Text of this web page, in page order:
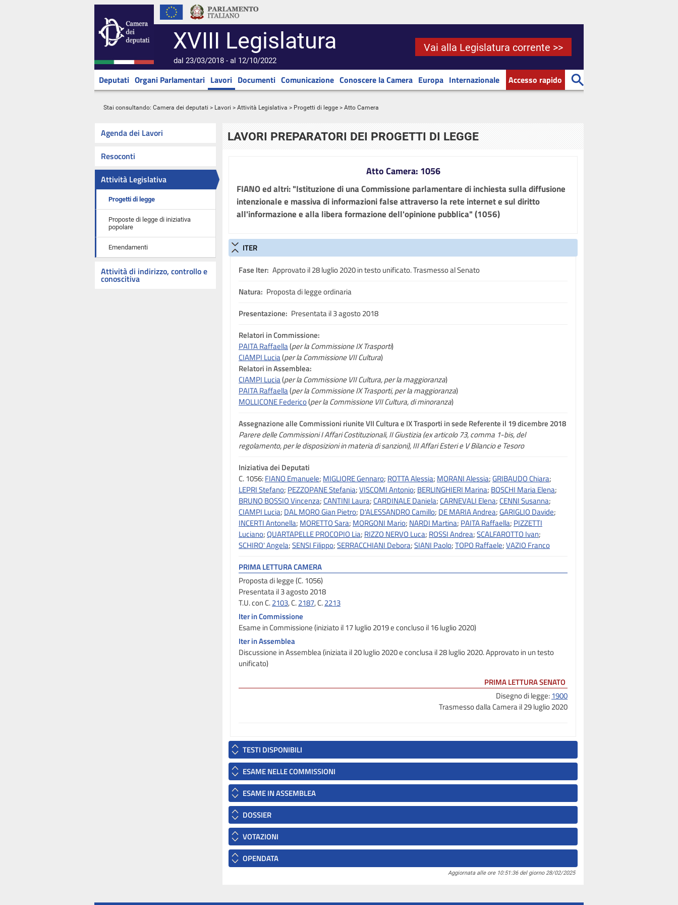
XVIII Legislatura
dal 23/03/2018 - al 12/10/2022
Vai alla Legislatura corrente >>
Deputati Organi Parlamentari Lavori Documenti Comunicazione Conoscere la Camera Europa Internazionale Accesso rapido
Stai consultando: Camera dei deputati > Lavori > Attività Legislativa > Progetti di legge > Atto Camera
Agenda dei Lavori
Resoconti
Attività Legislativa
Progetti di legge
Proposte di legge di iniziativa
popolare
Emendamenti
Attività di indirizzo, controllo e
conoscitiva
LAVORI PREPARATORI DEI PROGETTI DI LEGGE
Atto Camera: 1056
FIANO ed altri: "Istituzione di una Commissione parlamentare di inchiesta sulla diffusione
intenzionale e massiva di informazioni false attraverso la rete internet e sul diritto
all'informazione e alla libera formazione dell'opinione pubblica" (1056)
ITER
Fase Iter: Approvato il 28 luglio 2020 in testo unificato. Trasmesso al Senato
Natura: Proposta di legge ordinaria
Presentazione: Presentata il 3 agosto 2018
Relatori in Commissione:
PAITA Raffaella(per la Commissione IX Trasporti)
CIAMPI Lucia(per la Commissione VII Cultura)
Relatori in Assemblea:
CIAMPI Lucia(per la Commissione VII Cultura, per la maggioranza)
PAITA Raffaella(per la Commissione IX Trasporti, per la maggioranza)
MOLLICONE Federico(per la Commissione VII Cultura, di minoranza)
Assegnazionealle Commissioni riunite VII Cultura e IX Trasporti in sede Referente il 19 dicembre 2018
Parere delle Commissioni I Affari Costituzionali, II Giustizia (ex articolo 73, comma 1-bis, del
regolamento, per le disposizioni in materia di sanzioni), III Affari Esteri e V Bilancio e Tesoro
Iniziativa dei Deputati
C. 1056:FIANO Emanuele; MIGLIORE Gennaro; ROTTA Alessia; MORANI Alessia;GRIBAUDO Chiara;
LEPRI Stefano; PEZZOPANE Stefania;VISCOMI Antonio; BERLINGHIERI Marina; BOSCHI Maria Elena;
BRUNO BOSSIO Vincenza; CANTINI Laura; CARDINALE Daniela; CARNEVALI Elena; CENNI Susanna;
CIAMPI Lucia; DAL MORO Gian Pietro; D'ALESSANDRO Camillo; DE MARIA Andrea;GARIGLIO Davide;
INCERTI Antonella; MORETTO Sara; MORGONI Mario; NARDI Martina; PAITA Raffaella; PIZZETTI
Luciano;QUARTAPELLE PROCOPIO Lia; RIZZO NERVO Luca; ROSSI Andrea;SCALFAROTTO Ivan;
SCHIRO' Angela;SENSI Filippo;SERRACCHIANI Debora;SIANI Paolo;TOPO Raffaele;VAZIO Franco
PRIMA LETTURA CAMERA
Proposta di legge (C. 1056)
Presentata il 3 agosto 2018
T.U. con C.2103, C.2187, C.2213
Iter in Commissione
Esame in Commissione (iniziato il 17 luglio 2019 e concluso il 16 luglio 2020)
Iter in Assemblea
Discussione in Assemblea (iniziata il 20 luglio 2020 e conclusa il 28 luglio 2020. Approvato in un testo
unificato)
PRIMA LETTURA SENATO
Disegno di legge:1900
Trasmesso dalla Camera il 29 luglio 2020
TESTI DISPONIBILI
ESAME NELLE COMMISSIONI
ESAME IN ASSEMBLEA
DOSSIER
VOTAZIONI
OPENDATA
Aggiornata alle ore 10:51:36 del giorno 28/02/2025